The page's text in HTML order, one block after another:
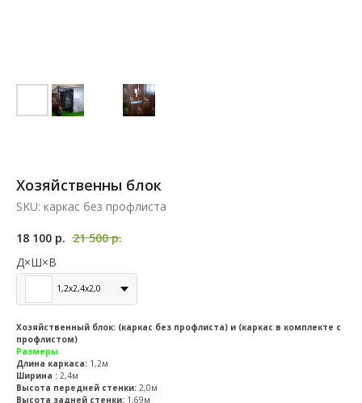
Хозяйственны блок
SKU: каркас без профлиста
18 100 р. 21 500 р.
Д×Ш×В
1,2х2,4х2,0
Хозяйственный блок: (каркас без профлиста) и (каркас в комплекте с
профлистом)
Размеры
Длина каркаса: 1,2м
Ширина : 2,4м
Высота передней стенки: 2,0м
Высота задней стенки: 1,69м